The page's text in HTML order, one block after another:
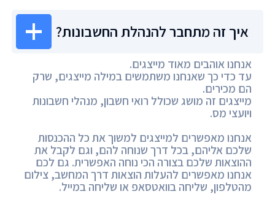
איך זה מתחבר להנהלת החשבונות?
אנחנו אוהבים מאוד מייצגים.
עד כדי כך שאנחנו משתמשים במילה מייצגים, שרק
הם מכירים.
מייצגים זה מושג שכולל רואי חשבון, מנהלי חשבונות
ויועצי מס.
אנחנו מאפשרים למייצגים למשוך את כל ההכנסות
שלכם אליהם, בכל דרך שנוחה להם, וגם לקבל את
ההוצאות שלכם בצורה הכי נוחה האפשרית. גם לכם
אנחנו מאפשרים להעלות הוצאות דרך המחשב, צילום
מהטלפון, שליחה בוואטסאפ או שליחה במייל.